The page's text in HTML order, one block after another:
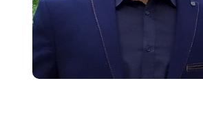
стороны фасада здания он
хазира для эмирзаде
Мечеть "Кук Гумбаз" была
самая большая мечеть в
мечети и презентует яркий